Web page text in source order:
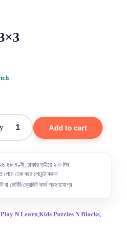
Add to cart
৪৮ ঘণ্টা, ঢাকার বাইরে ২-৩ দিন
পেয়ে চেক করে পেমেন্ট করুন
বা ডেবিট/ক্রেডিট কার্ড গ্রহণযোগ্য
N Learn,Kids Puzzles N Blocks,